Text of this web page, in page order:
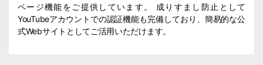
ページ機能をご提供しています。 成りすまし防止として
YouTubeアカウントでの認証機能も完備しており、簡易的な公
式Webサイトとしてご活用いただけます。